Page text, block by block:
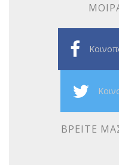
ΒΡΕΊΤΕ